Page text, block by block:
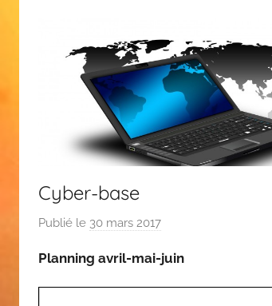
Cyber-base
Publié le 30 mars 2017
r
C
Planning avril-mai-juin